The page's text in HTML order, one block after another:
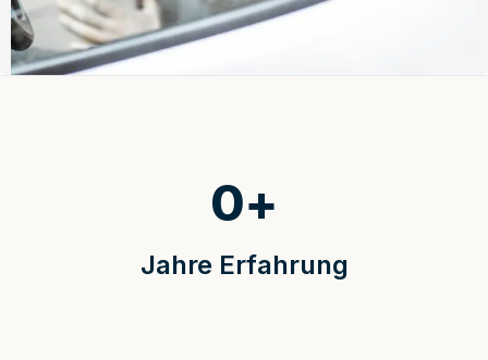
Jahre Erfahrung
0+